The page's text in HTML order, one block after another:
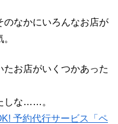
のなかにいろんなお店が
お店がいくつかあった
しな……。
予約代行サービス「ペ